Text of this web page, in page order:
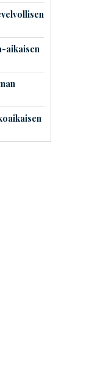
aikaisen